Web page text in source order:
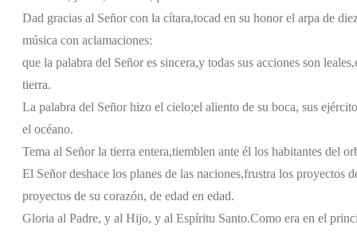
Dad gracias al Señor con la cítara,tocad en su honor el arpa de
música con aclamaciones:
que la palabra del Señor es sincera,y todas sus acciones son leales,
tierra.
La palabra del Señor hizo el cielo;el aliento de su boca, sus
el océano.
Tema al Señor la tierra entera,tiemblen ante él los habitantes del
El Señor deshace los planes de las naciones,frustra los proyectos
proyectos de su corazón, de edad en edad.
Gloria al Padre, y al Hijo, y al Espíritu Santo.Como era en el